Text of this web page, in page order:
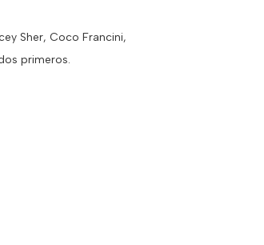
Sher, Coco Francini,
primeros.